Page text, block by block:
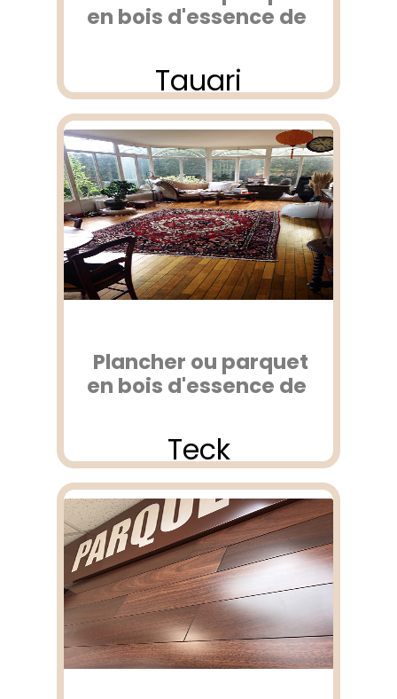
en bois d'essence de
Tauari
Plancher ou parquet
en bois d'essence de
Teck